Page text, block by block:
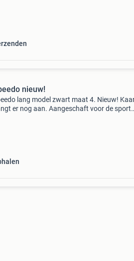
nieuw!
lang model zwart maat 4. Nieuw!
er nog aan. Aangeschaft voor de sport